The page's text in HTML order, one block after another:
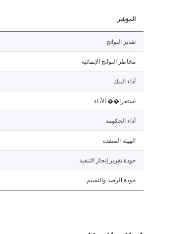
المؤشر
تقدير النواتج
مخاطر النواتج الإنمائية
أداء البنك
استعرا�� الأداء
أداء الحكومة
الهيئة المنفذة
جودة تقرير إنجاز التنفيذ
جودة الرصد والتقييم